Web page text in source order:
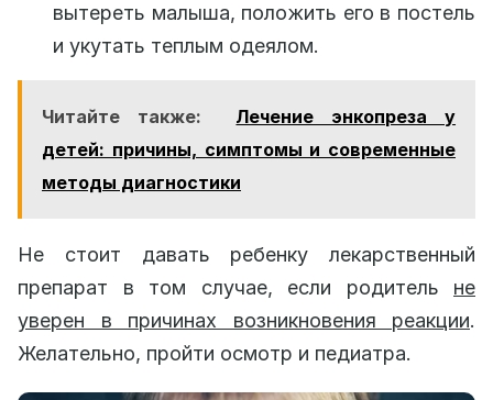
вытереть малыша, положить его в постель
и укутать теплым одеялом.
Читайте также:
Лечение энкопреза у
детей: причины, симптомы и современные
методы диагностики
Не стоит давать ребенку лекарственный
препарат в том случае, если родитель не
уверен в причинах возникновения реакции.
Желательно, пройти осмотр и педиатра.